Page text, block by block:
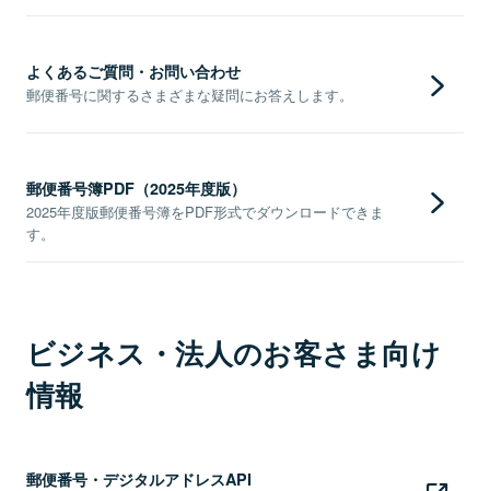
よくあるご質問・お問い合わせ
郵便番号に関するさまざまな疑問にお答えします。
郵便番号簿PDF（2025年度版）
2025年度版郵便番号簿をPDF形式でダウンロードできま
す。
ビジネス・法人のお客さま向け
情報
郵便番号・デジタルアドレスAPI